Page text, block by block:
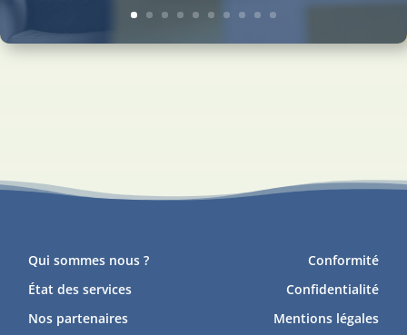
Qui sommes nous ?
État des services
Nos partenaires
Conformité
Confidentialité
Mentions légales